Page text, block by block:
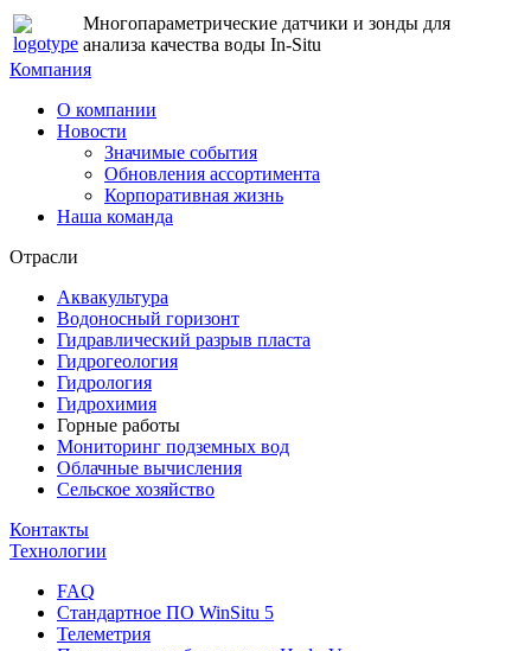
Многопараметрические датчики и зонды для
анализа качества воды In-Situ
Компания
О компании
Новости
Значимые события
Обновления ассортимента
Корпоративная жизнь
Наша команда
Отрасли
Аквакультура
Водоносный горизонт
Гидравлический разрыв пласта
Гидрогеология
Гидрология
Гидрохимия
Горные работы
Мониторинг подземных вод
Облачные вычисления
Сельское хозяйство
Контакты
Технологии
FAQ
Стандартное ПО WinSitu 5
Телеметрия